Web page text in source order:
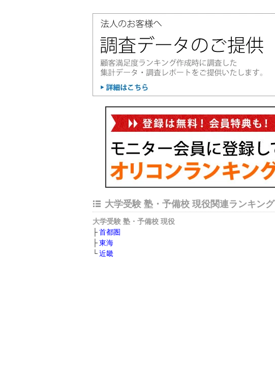
大学受験 塾・予備校 現役関連ランキング
大学受験 塾・予備校 現役
首都圏
東海
近畿